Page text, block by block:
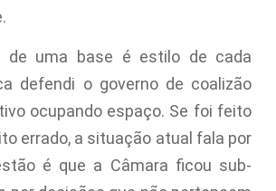
de uma base é estilo de cada
defendi o governo de coalizão
ocupando espaço. Se foi feito
errado, a situação atual fala por
é que a Câmara ficou sub-